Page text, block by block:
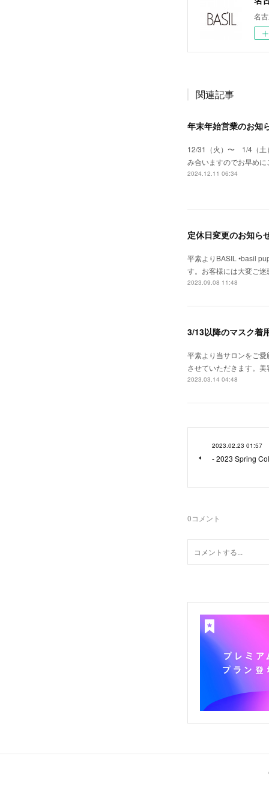
名
関連記事
年末年始営業のお知
12/31（火）〜 1/4（土
み合いますのでお早め
2024.12.11 06:34
定休日変更のお知ら
平素よりBASIL •basil
す。お客様には大変ご
2023.09.08 11:48
3/13以降のマスク着
平素より当サロンをご
させていただきます。
2023.03.14 04:48
2023.02.23 01:57
- 2023 Spring
0コメント